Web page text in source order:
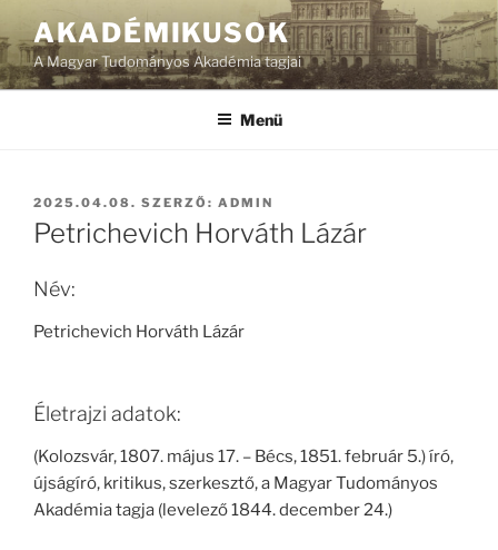
AKADÉMIKUSOK
A Magyar Tudományos Akadémia tagjai
Menü
BEKÜLDVE:
2025.04.08. SZERZŐ: ADMIN
Petrichevich Horváth Lázár
Név:
Petrichevich Horváth Lázár
Életrajzi adatok:
(Kolozsvár, 1807. május 17. – Bécs, 1851. február 5.) író,
újságíró, kritikus, szerkesztő, a Magyar Tudományos
Akadémia tagja (levelező 1844. december 24.)